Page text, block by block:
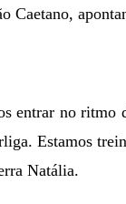
Caetano,
entrar no ritmo
Estamos
Natália.